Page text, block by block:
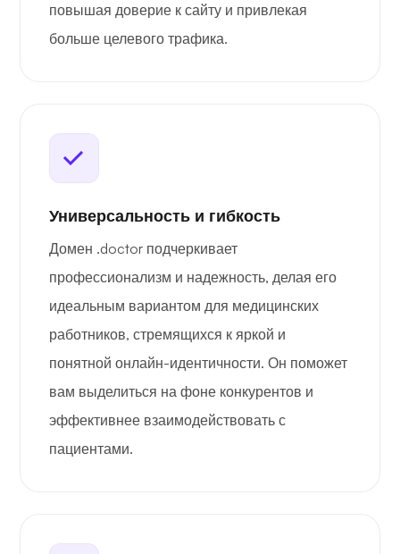
повышая доверие к сайту и привлекая
больше целевого трафика.
Универсальность и гибкость
Домен .doctor подчеркивает
профессионализм и надежность, делая его
идеальным вариантом для медицинских
работников, стремящихся к яркой и
понятной онлайн-идентичности. Он поможет
вам выделиться на фоне конкурентов и
эффективнее взаимодействовать с
пациентами.